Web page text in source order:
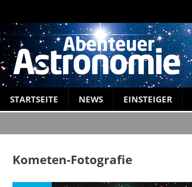
STARTSEITE NEWS EINSTEIGER
Kometen-Fotografie